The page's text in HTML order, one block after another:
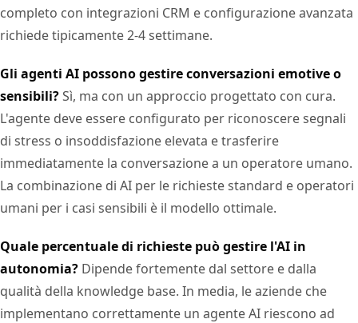
completo con integrazioni CRM e configurazione avanzata
richiede tipicamente 2-4 settimane.
Gli agenti AI possono gestire conversazioni emotive o
sensibili?Sì, ma con un approccio progettato con cura.
L'agente deve essere configurato per riconoscere segnali
di stress o insoddisfazione elevata e trasferire
immediatamente la conversazione a un operatore umano.
La combinazione di AI per le richieste standard e operatori
umani per i casi sensibili è il modello ottimale.
Quale percentuale di richieste può gestire l'AI in
autonomia? Dipende fortemente dal settore e dalla
qualità della knowledge base. In media, le aziende che
implementano correttamente un agente AI riescono ad